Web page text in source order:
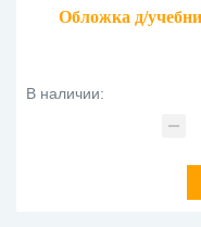
Обложка д/
В наличии: